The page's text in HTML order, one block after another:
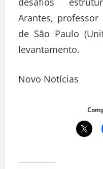
desafios
Arantes, professor
de São Paulo
levantamento.
Novo Notícias